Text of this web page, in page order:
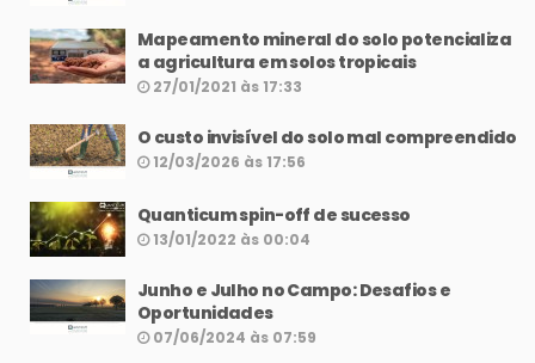
Mapeamento mineral do solo potencializa
a agricultura em solos tropicais
27/01/2021 às 17:33
O custo invisível do solo mal compreendido
12/03/2026 às 17:56
Quanticum spin-off de sucesso
13/01/2022 às 00:04
Junho e Julho no Campo: Desafios e
Oportunidades
07/06/2024 às 07:59